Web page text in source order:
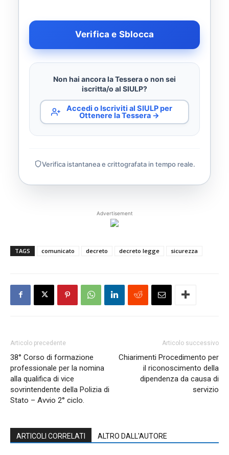
Verifica e Sblocca
Non hai ancora la Tessera o non sei
iscritta/o al SIULP?
Accedi o Iscriviti al SIULP per
Ottenere la Tessera →
Verifica istantanea e crittografata in tempo reale.
Advertisement
TAGS comunicato decreto decreto legge sicurezza
Articolo precedente
38° Corso di formazione
professionale per la nomina
alla qualifica di vice
sovrintendente della Polizia di
Stato – Avvio 2° ciclo.
Articolo successivo
Chiarimenti Procedimento per
il riconoscimento della
dipendenza da causa di
servizio
ARTICOLI CORRELATI ALTRO DALL'AUTORE